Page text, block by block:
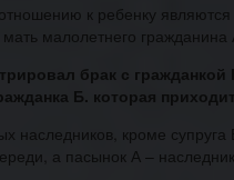
к ребенку
малолетнего гражданина
брак с
Б. которая
наследников, кроме
а пасынок А –